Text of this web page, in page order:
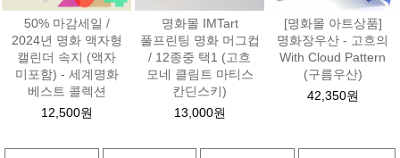
50% 마감세일 /
2024년 명화 액자형
캘린더 속지 (액자
미포함) - 세계명화
베스트 콜렉션
12,500원
명화몰 IMTart
풀프린팅 명화 머그컵
/ 12종중 택1 (고흐
모네 클림트 마티스
칸딘스키)
13,000원
[명화몰 아트상품]
명화장우산 - 고흐의
With Cloud Pattern
(구름우산)
42,350원